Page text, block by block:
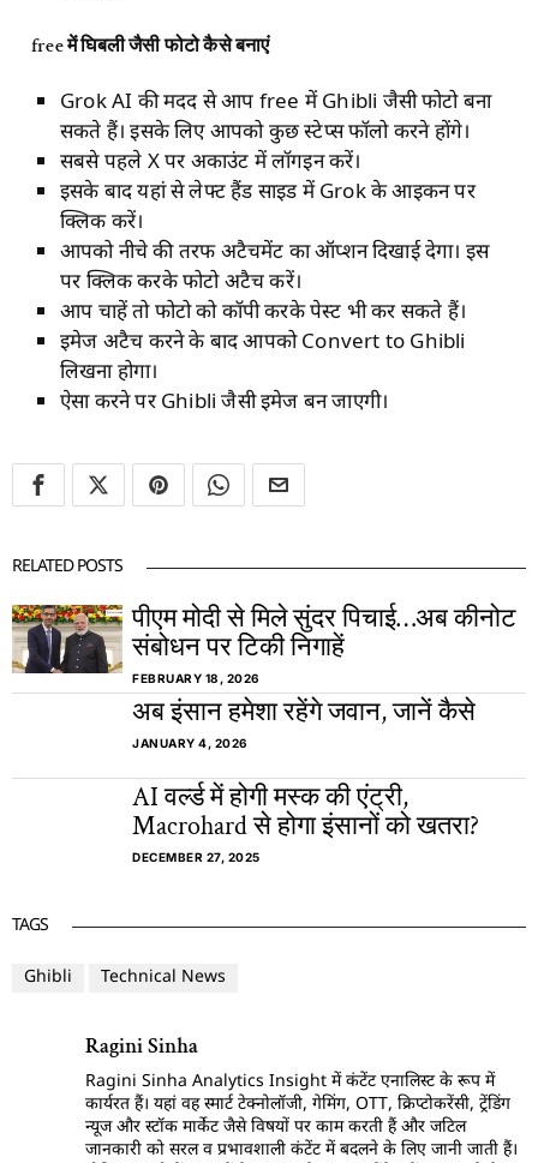
freeमें घिबली जैसी फोटो कैसे बनाएं
Grok AI की मदद से आप free में Ghibli जैसी फोटो बना
सकते हैं। इसके लिए आपको कुछ स्टेप्स फॉलो करने होंगे।
सबसे पहले X पर अकाउंट में लॉगइन करें।
इसके बाद यहां से लेफ्ट हैंड साइड में Grok के आइकन पर
क्लिक करें।
आपको नीचे की तरफ अटैचमेंट का ऑप्शन दिखाई देगा। इस
पर क्लिक करके फोटो अटैच करें।
आप चाहें तो फोटो को कॉपी करके पेस्ट भी कर सकते हैं।
इमेज अटैच करने के बाद आपको Convert to Ghibli
लिखना होगा।
ऐसा करने पर Ghibli जैसी इमेज बन जाएगी।
RELATED POSTS
पीएम मोदी से मिले सुंदर पिचाई…अब कीनोट
संबोधन पर टिकी निगाहें
FEBRUARY 18, 2026
अब इंसान हमेशा रहेंगे जवान, जानें कैसे
JANUARY 4, 2026
AI वर्ल्ड में होगी मस्क की एंट्री,
Macrohard से होगा इंसानों को खतरा?
DECEMBER 27, 2025
TAGS
Ghibli Technical News
Ragini Sinha
Ragini Sinha Analytics Insight में कंटेंट एनालिस्ट के रूप में
कार्यरत हैं। यहां वह स्मार्ट टेक्नोलॉजी, गेमिंग, OTT, क्रिप्टोकरेंसी, ट्रेंडिंग
न्यूज और स्टॉक मार्केट जैसे विषयों पर काम करती हैं और जटिल
जानकारी को सरल व प्रभावशाली कंटेंट में बदलने के लिए जानी जाती हैं।